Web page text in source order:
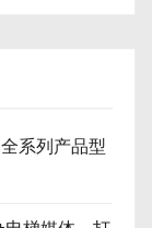
系列产品型